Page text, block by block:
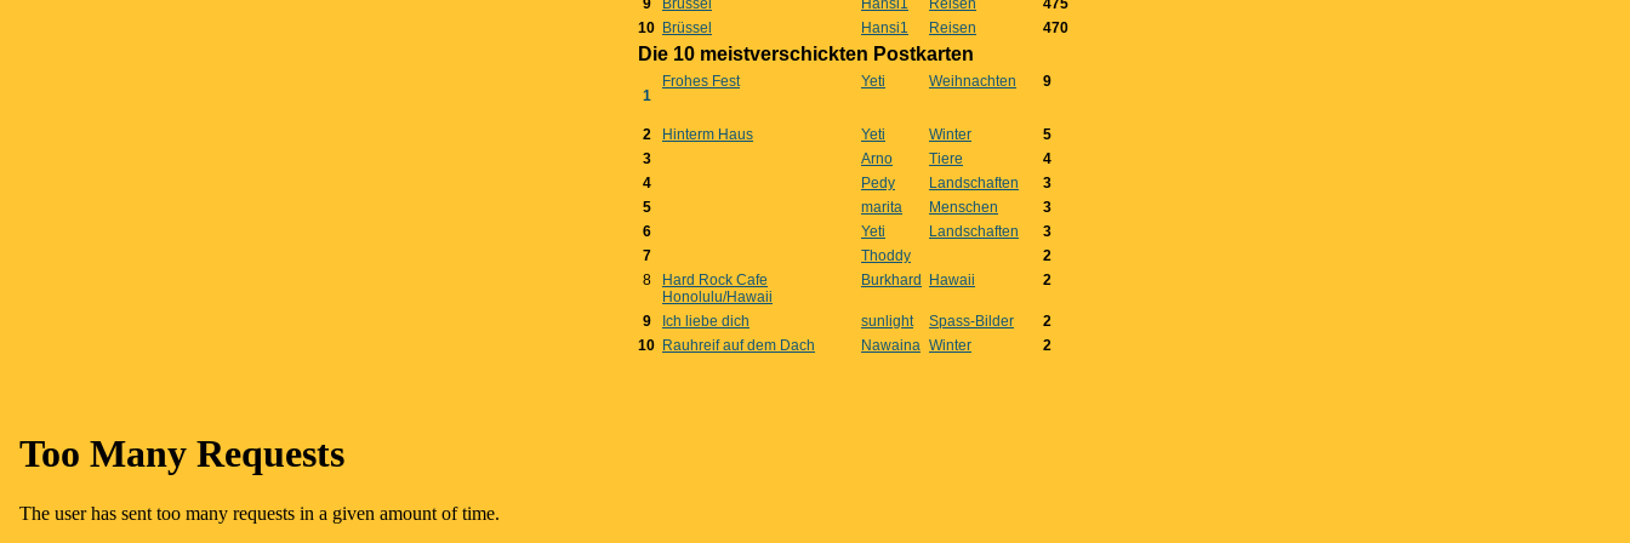
9 Brüssel Hansi1 Reisen
475
10 Brüssel Hansi1 Reisen 470
Die 10 meistverschickten Postkarten
1
Frohes Fest Yeti Weihnachten 9
2 Hinterm Haus Yeti Winter
5
3
Arno Tiere
4
4
Pedy Landschaften
3
5
marita Menschen
3
6
Yeti Landschaften
3
7
Thoddy
2
8
Hard Rock Cafe
Honolulu/Hawaii
Burkhard Hawaii 2
9 Ich liebe dich sunlight Spass-Bilder
2
10 Rauhreif auf dem Dach Nawaina Winter 2